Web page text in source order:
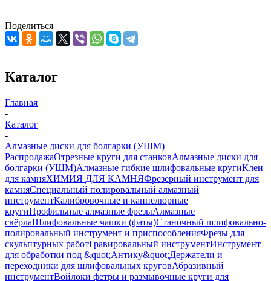
Поделиться
Каталог
Главная
-
Каталог
-
Алмазные диски для болгарки (УШМ)
РаспродажаОтрезные круги для станковАлмазные диски для
болгарки (УШМ)Алмазные гибкие шлифовальные кругиКлеи
для камняХИМИЯ ДЛЯ КАМНЯФрезерный инструмент для
камняСпециальный полировальный алмазный
инструментКалибровочные и каннелюрные
кругиПрофильные алмазные фрезыАлмазные
свёрлаШлифовальные чашки (фаты)Станочный шлифовально-
полировальный инструмент и приспособленияФрезы для
скульптурных работГравировальный инструментИнструмент
для обработки под &quot;Антику&quot;Держатели и
переходники для шлифовальных круговАбразивный
инструментВойлоки фетры и размывочные круги для